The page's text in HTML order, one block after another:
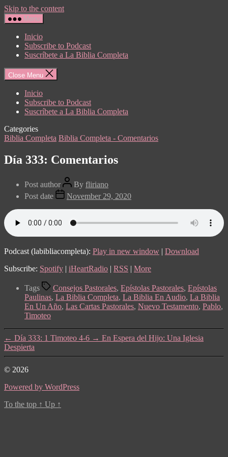
Skip to the content
Menu
Inicio
Subscribe to Podcast
Suscríbete a La Biblia Completa
Close Menu
Inicio
Subscribe to Podcast
Suscríbete a La Biblia Completa
Categories
Biblia Completa Biblia Completa - Comentarios
Día 333: Comentarios
Post author By fliriano
Post date
November 29, 2020
Podcast (labibliacompleta): Play in new window | Download
Subscribe: Spotify | iHeartRadio | RSS | More
Tags Consejos Pastorales, Epístolas Pastorales, Epístolas
Paulinas, La Biblia Completa, La Biblia En Audio, La Biblia
En Un Año, Las Cartas Pastorales, Nuevo Testamento, Pablo,
Timoteo
← Día 333: 1 Timoteo 4-6 → En Espera del Hijo: Una Iglesia
Despierta
© 2026
Powered by WordPress
To the top ↑ Up ↑